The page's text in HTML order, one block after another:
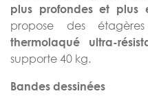
plus profondes et plus
propose des
thermolaqué ultra-
supporte 40 kg.
Bandes dessinées